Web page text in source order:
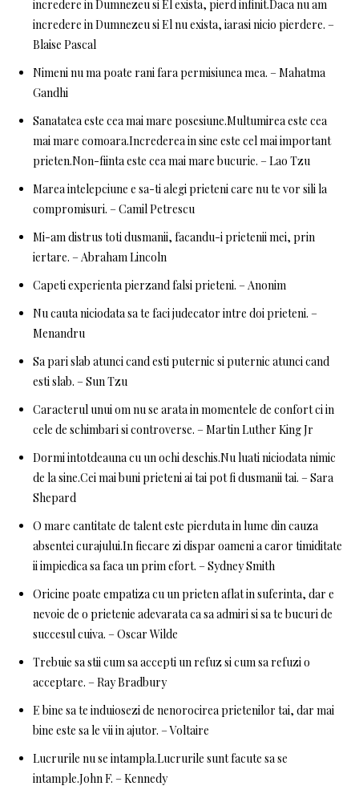
incredere in Dumnezeu si El exista, pierd infinit.Daca nu am
incredere in Dumnezeu si El nu exista, iarasi nicio pierdere. –
Blaise Pascal
Nimeni nu ma poate rani fara permisiunea mea. – Mahatma
Gandhi
Sanatatea este cea mai mare posesiune.Multumirea este cea
mai mare comoara.Increderea in sine este cel mai important
prieten.Non-fiinta este cea mai mare bucurie. – Lao Tzu
Marea intelepciune e sa-ti alegi prieteni care nu te vor sili la
compromisuri. – Camil Petrescu
Mi-am distrus toti dusmanii, facandu-i prietenii mei, prin
iertare. – Abraham Lincoln
Capeti experienta pierzand falsi prieteni. – Anonim
Nu cauta niciodata sa te faci judecator intre doi prieteni. –
Menandru
Sa pari slab atunci cand esti puternic si puternic atunci cand
esti slab. – Sun Tzu
Caracterul unui om nu se arata in momentele de confort ci in
cele de schimbari si controverse. – Martin Luther King Jr
Dormi intotdeauna cu un ochi deschis.Nu luati niciodata nimic
de la sine.Cei mai buni prieteni ai tai pot fi dusmanii tai. – Sara
Shepard
O mare cantitate de talent este pierduta in lume din cauza
absentei curajului.In fiecare zi dispar oameni a caror timiditate
ii impiedica sa faca un prim efort. – Sydney Smith
Oricine poate empatiza cu un prieten aflat in suferinta, dar e
nevoie de o prietenie adevarata ca sa admiri si sa te bucuri de
succesul cuiva. – Oscar Wilde
Trebuie sa stii cum sa accepti un refuz si cum sa refuzi o
acceptare. – Ray Bradbury
E bine sa te induiosezi de nenorocirea prietenilor tai, dar mai
bine este sa le vii in ajutor. – Voltaire
Lucrurile nu se intampla.Lucrurile sunt facute sa se
intample.John F. – Kennedy